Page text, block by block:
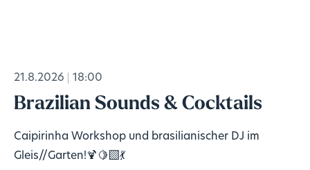
21.8.2026 18:00
Brazilian Sounds & Cocktails
Caipirinha Workshop und brasilianischer DJ im
Gleis//Garten!🍹🍋‍🟩💃